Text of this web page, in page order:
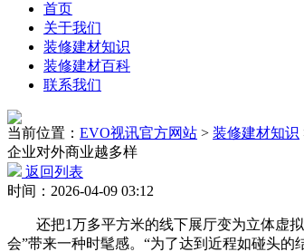
首页
关于我们
装修建材知识
装修建材百科
联系我们
当前位置： EVO视讯官方网站 > 装修建材知识
企业对外商业越多样
返回列表
时间：2026-04-09 03:12
还把1万多平方米的线下展厅变为立体虚拟
会”带来一种时髦感。“为了达到近程如碰头